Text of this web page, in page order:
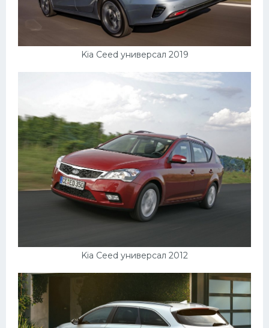
Kia Ceed универсал 2019
Kia Ceed универсал 2012